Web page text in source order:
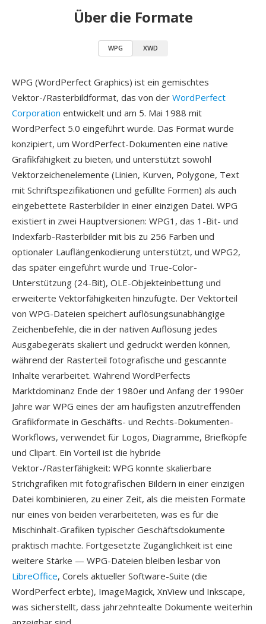
Über die Formate
WPG XWD
WPG (WordPerfect Graphics) ist ein gemischtes
Vektor-/Rasterbildformat, das von der WordPerfect
Corporation entwickelt und am 5. Mai 1988 mit
WordPerfect 5.0 eingeführt wurde. Das Format wurde
konzipiert, um WordPerfect-Dokumenten eine native
Grafikfähigkeit zu bieten, und unterstützt sowohl
Vektorzeichenelemente (Linien, Kurven, Polygone, Text
mit Schriftspezifikationen und gefüllte Formen) als auch
eingebettete Rasterbilder in einer einzigen Datei. WPG
existiert in zwei Hauptversionen: WPG1, das 1-Bit- und
Indexfarb-Rasterbilder mit bis zu 256 Farben und
optionaler Lauflängenkodierung unterstützt, und WPG2,
das später eingeführt wurde und True-Color-
Unterstützung (24-Bit), OLE-Objekteinbettung und
erweiterte Vektorfähigkeiten hinzufügte. Der Vektorteil
von WPG-Dateien speichert auflösungsunabhängige
Zeichenbefehle, die in der nativen Auflösung jedes
Ausgabegeräts skaliert und gedruckt werden können,
während der Rasterteil fotografische und gescannte
Inhalte verarbeitet. Während WordPerfects
Marktdominanz Ende der 1980er und Anfang der 1990er
Jahre war WPG eines der am häufigsten anzutreffenden
Grafikformate in Geschäfts- und Rechts-Dokumenten-
Workflows, verwendet für Logos, Diagramme, Briefköpfe
und Clipart. Ein Vorteil ist die hybride
Vektor-/Rasterfähigkeit: WPG konnte skalierbare
Strichgrafiken mit fotografischen Bildern in einer einzigen
Datei kombinieren, zu einer Zeit, als die meisten Formate
nur eines von beiden verarbeiteten, was es für die
Mischinhalt-Grafiken typischer Geschäftsdokumente
praktisch machte. Fortgesetzte Zugänglichkeit ist eine
weitere Stärke — WPG-Dateien bleiben lesbar von
LibreOffice, Corels aktueller Software-Suite (die
WordPerfect erbte), ImageMagick, XnView und Inkscape,
was sicherstellt, dass jahrzehntealte Dokumente weiterhin